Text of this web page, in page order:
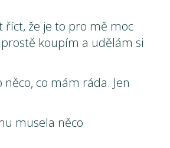
říct, že je to pro mě moc
koupím a udělám si
co mám ráda. Jen
musela něco